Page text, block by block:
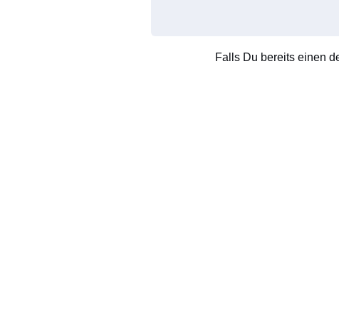
Falls Du bereits einen